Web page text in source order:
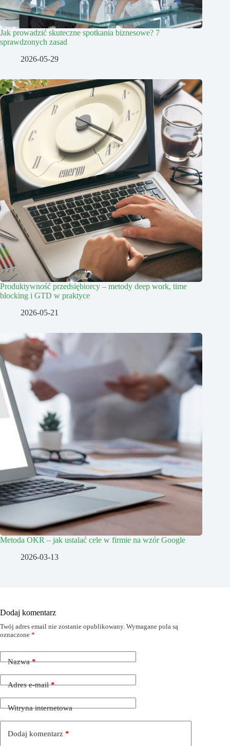
Jak prowadzić skuteczne spotkania biznesowe? 7
sprawdzonych zasad
2026-05-29
Produktywność przedsiębiorcy – metody deep work, time
blocking i GTD w praktyce
2026-05-21
Metoda OKR – jak ustalać cele w firmie na wzór Google
2026-03-13
Dodaj komentarz
Twój adres email nie zostanie opublikowany. Wymagane pola są
oznaczone *
Nazwa*
Adres e-mail*
Witryna internetowa
Dodaj komentarz *